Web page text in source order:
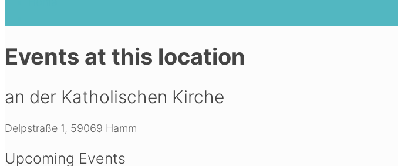
Events at this location
an der Katholischen Kirche
Delpstraße 1, 59069 Hamm
Upcoming Events